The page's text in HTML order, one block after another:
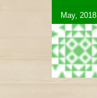
May, 2018